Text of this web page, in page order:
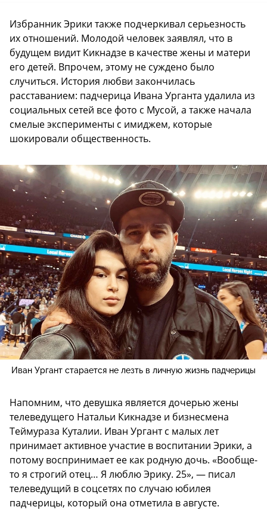
Избранник Эрики также подчеркивал серьезность
их отношений. Молодой человек заявлял, что в
будущем видит Кикнадзе в качестве жены и матери
его детей. Впрочем, этому не суждено было
случиться. История любви закончилась
расставанием: падчерица Ивана Урганта удалила из
социальных сетей все фото с Мусой, а также начала
смелые эксперименты с имиджем, которые
шокировали общественность.
Иван Ургант старается не лезть в личную жизнь падчерицы
Напомним, что девушка является дочерью жены
телеведущего Натальи Кикнадзе и бизнесмена
Теймураза Куталии. Иван Ургант с малых лет
принимает активное участие в воспитании Эрики, а
потому воспринимает ее как родную дочь. «Вообще-
то я строгий отец… Я люблю Эрику. 25», — писал
телеведущий в соцсетях по случаю юбилея
падчерицы, который она отметила в августе.